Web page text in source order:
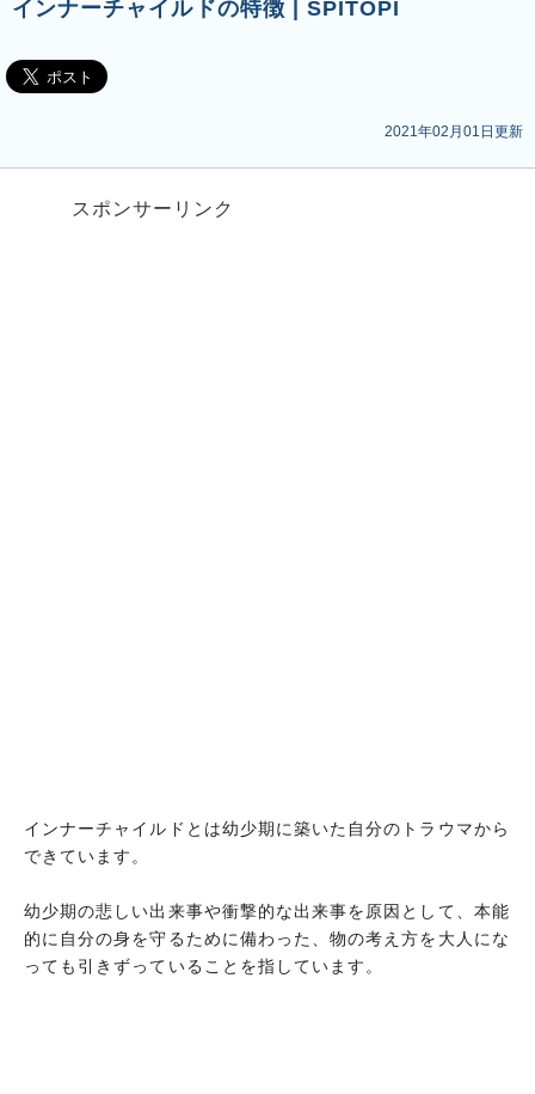
インナーチャイルドの特徴 | SPITOPI
2021年02月01日更新
スポンサーリンク
インナーチャイルドとは幼少期に築いた自分のトラウマから
できています。
幼少期の悲しい出来事や衝撃的な出来事を原因として、本能
的に自分の身を守るために備わった、物の考え方を大人にな
っても引きずっていることを指しています。